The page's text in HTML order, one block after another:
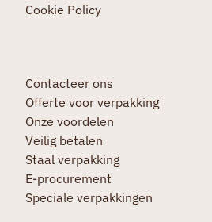
Cookie Policy
Contacteer ons
Offerte voor verpakking
Onze voordelen
Veilig betalen
Staal verpakking
E-procurement
Speciale verpakkingen